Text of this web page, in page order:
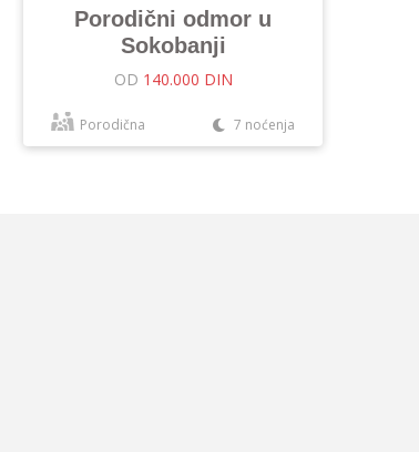
Porodični odmor u
Sokobanji
OD 140.000 DIN
Porodična 7 noćenja